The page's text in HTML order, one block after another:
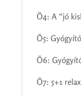
Ö4: A “jó
Ö5:
Ö6:
Ö7: 5+1